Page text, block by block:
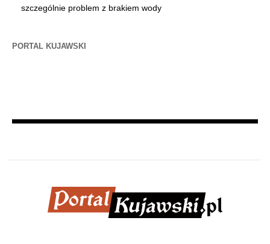
szczególnie problem z brakiem wody
PORTAL KUJAWSKI